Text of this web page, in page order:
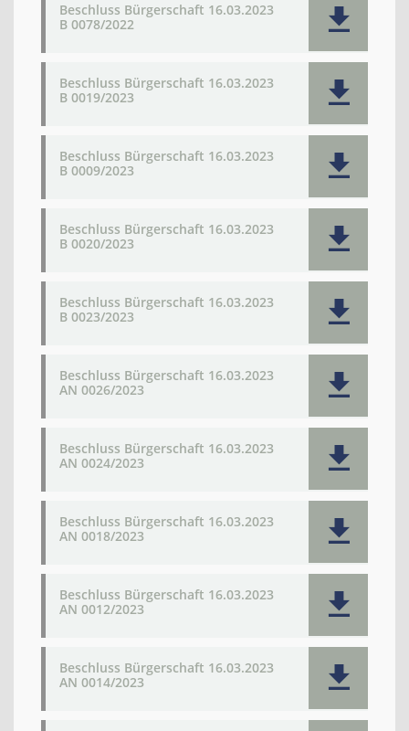
Beschluss Bürgerschaft 16.03.2023
B 0078/2022
Beschluss Bürgerschaft 16.03.2023
B 0019/2023
Beschluss Bürgerschaft 16.03.2023
B 0009/2023
Beschluss Bürgerschaft 16.03.2023
B 0020/2023
Beschluss Bürgerschaft 16.03.2023
B 0023/2023
Beschluss Bürgerschaft 16.03.2023
AN 0026/2023
Beschluss Bürgerschaft 16.03.2023
AN 0024/2023
Beschluss Bürgerschaft 16.03.2023
AN 0018/2023
Beschluss Bürgerschaft 16.03.2023
AN 0012/2023
Beschluss Bürgerschaft 16.03.2023
AN 0014/2023